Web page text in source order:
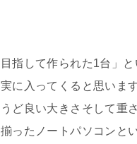
目指して作られた1台」
に入ってくると思いま
ど良い大きさそして重
ったノートパソコンと